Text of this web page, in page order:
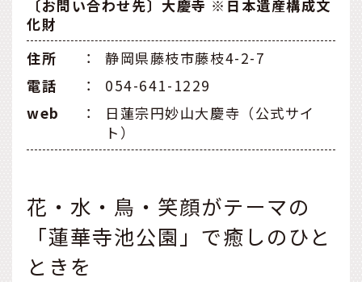
〔お問い合わせ先〕大慶寺 ※日本遺産構成文
化財
住所
：
静岡県藤枝市藤枝4-2-7
電話
：
054-641-1229
web
：
日蓮宗円妙山大慶寺（公式サイ
ト）
花・水・鳥・笑顔がテーマの
「蓮華寺池公園」で癒しのひと
ときを